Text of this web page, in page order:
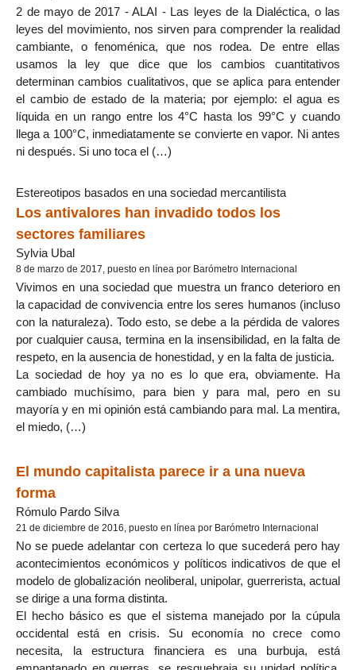
2 de mayo de 2017 - ALAI - Las leyes de la Dialéctica, o las
leyes del movimiento, nos sirven para comprender la realidad
cambiante, o fenoménica, que nos rodea. De entre ellas
usamos la ley que dice que los cambios cuantitativos
determinan cambios cualitativos, que se aplica para entender
el cambio de estado de la materia; por ejemplo: el agua es
líquida en un rango entre los 4°C hasta los 99°C y cuando
llega a 100°C, inmediatamente se convierte en vapor. Ni antes
ni después. Si uno toca el (…)
Estereotipos basados en una sociedad mercantilista
Los antivalores han invadido todos los
sectores familiares
Sylvia Ubal
8 de marzo de 2017, puesto en línea por Barómetro Internacional
Vivimos en una sociedad que muestra un franco deterioro en
la capacidad de convivencia entre los seres humanos (incluso
con la naturaleza). Todo esto, se debe a la pérdida de valores
por cualquier causa, termina en la insensibilidad, en la falta de
respeto, en la ausencia de honestidad, y en la falta de justicia.
La sociedad de hoy ya no es lo que era, obviamente. Ha
cambiado muchísimo, para bien y para mal, pero en su
mayoría y en mi opinión está cambiando para mal. La mentira,
el miedo, (…)
El mundo capitalista parece ir a una nueva
forma
Rómulo Pardo Silva
21 de diciembre de 2016, puesto en línea por Barómetro Internacional
No se puede adelantar con certeza lo que sucederá pero hay
acontecimientos económicos y políticos indicativos de que el
modelo de globalización neoliberal, unipolar, guerrerista, actual
se dirige a una forma distinta.
El hecho básico es que el sistema manejado por la cúpula
occidental está en crisis. Su economía no crece como
necesita, la estructura financiera es una burbuja, está